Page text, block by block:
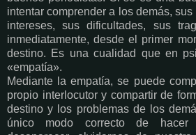
intentar comprender a los demás,
intereses, sus dificultades, sus
inmediatamente, desde el primer
destino. Es una cualidad que en
«empatía».
Mediante la empatía, se puede
propio interlocutor y compartir de
destino y los problemas de los
único modo correcto de hacer